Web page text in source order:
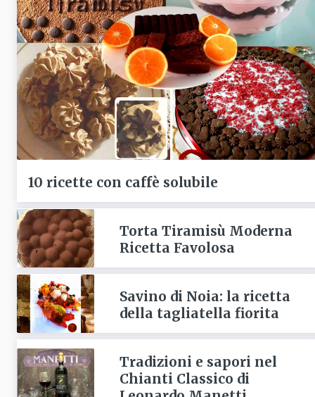
10 ricette con caffè solubile
Torta Tiramisù Moderna
Ricetta Favolosa
Savino di Noia: la ricetta
della tagliatella fiorita
Tradizioni e sapori nel
Chianti Classico di